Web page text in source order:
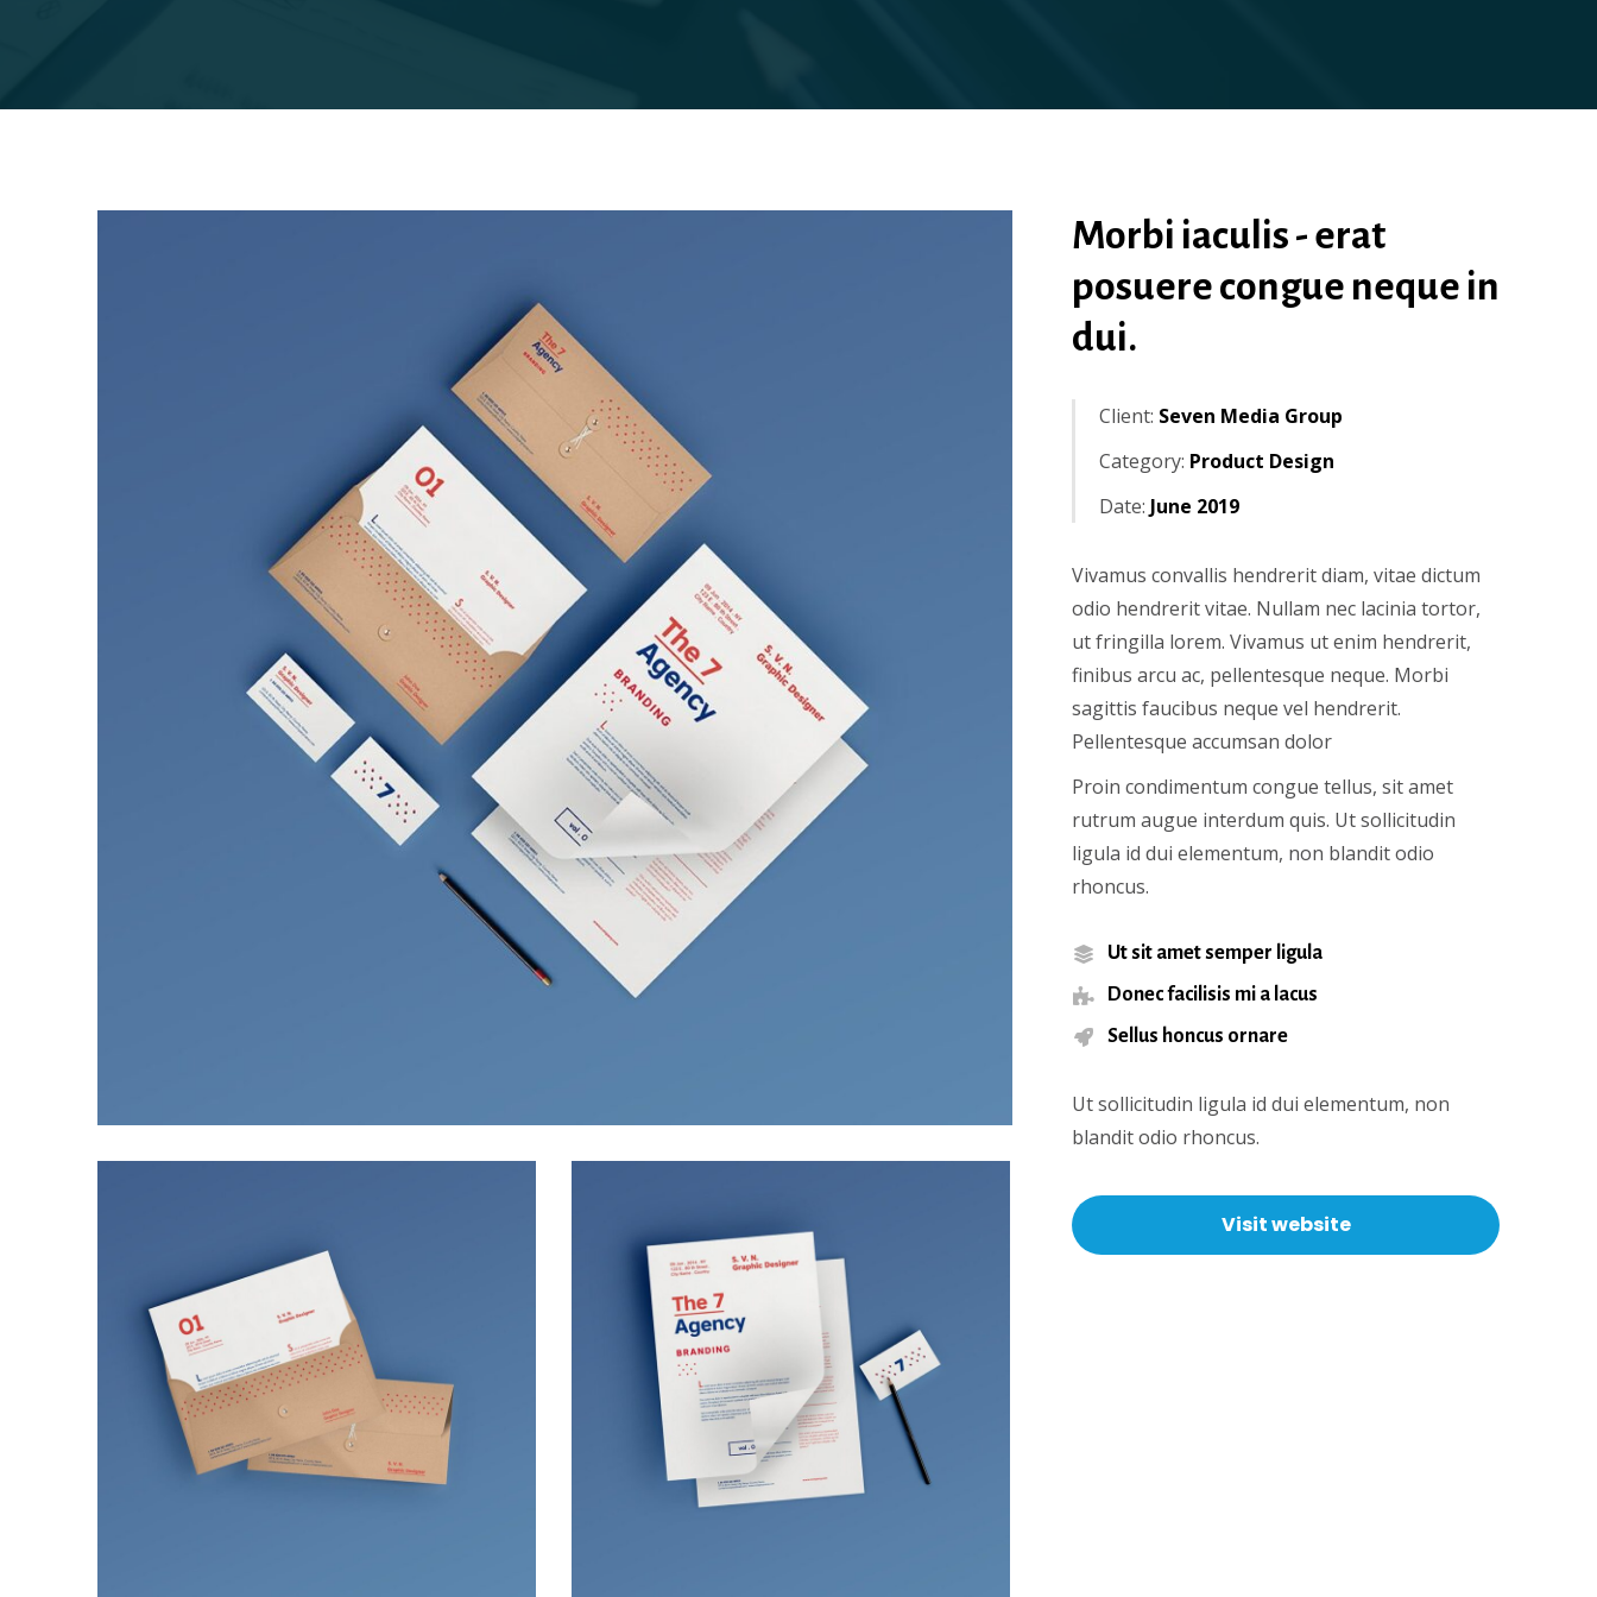
Morbi iaculis - erat
posuere congue neque in
dui.
Client: Seven Media Group
Category: Product Design
Date: June 2019
Vivamus convallis hendrerit diam, vitae dictum
odio hendrerit vitae. Nullam nec lacinia tortor,
ut fringilla lorem. Vivamus ut enim hendrerit,
finibus arcu ac, pellentesque neque. Morbi
sagittis faucibus neque vel hendrerit.
Pellentesque accumsan dolor
Proin condimentum congue tellus, sit amet
rutrum augue interdum quis. Ut sollicitudin
ligula id dui elementum, non blandit odio
rhoncus.
Ut sit amet semper ligula
Donec facilisis mi a lacus
Sellus honcus ornare
Ut sollicitudin ligula id dui elementum, non
blandit odio rhoncus.
Visit website